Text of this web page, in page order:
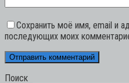
Сохранить моё имя, email и
последующих моих
Поиск